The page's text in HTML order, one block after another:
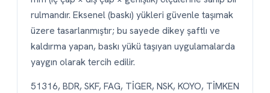
rulmandır. Eksenel (baskı) yükleri güvenle taşımak
üzere tasarlanmıştır; bu sayede dikey şaftlı ve
kaldırma yapan, baskı yükü taşıyan uygulamalarda
yaygın olarak tercih edilir.
51316, BDR, SKF, FAG, TİGER, NSK, KOYO, TİMKEN